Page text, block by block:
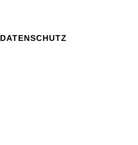
DATENSCHUTZ